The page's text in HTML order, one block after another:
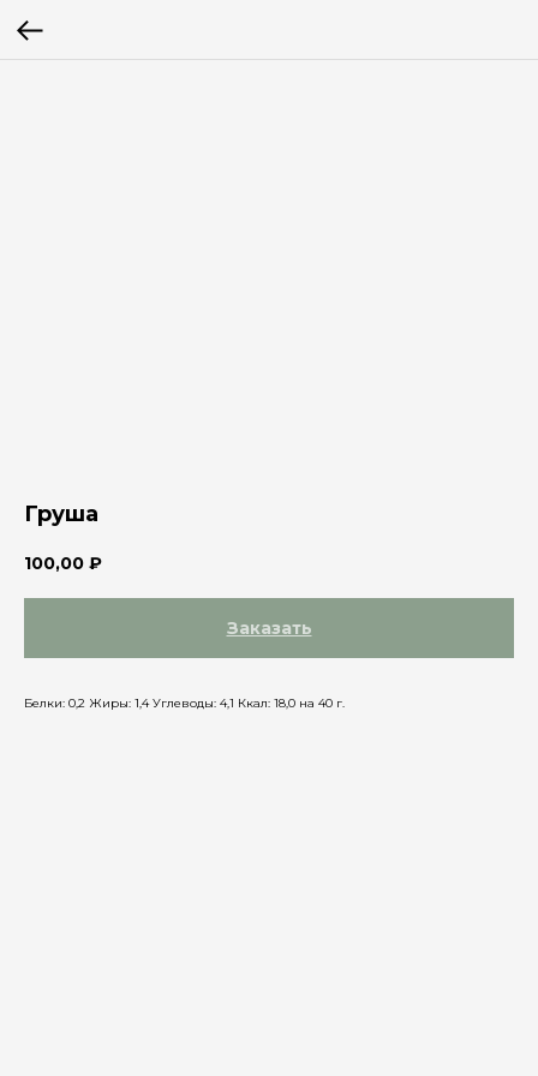
Груша
100,00 ₽
Заказать
Белки: 0,2 Жиры: 1,4 Углеводы: 4,1 Ккал: 18,0 на 40 г.